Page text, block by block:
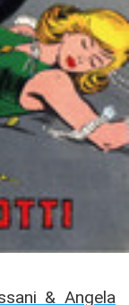
& Angela